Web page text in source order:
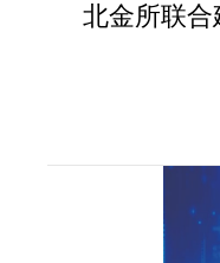
北金所联合